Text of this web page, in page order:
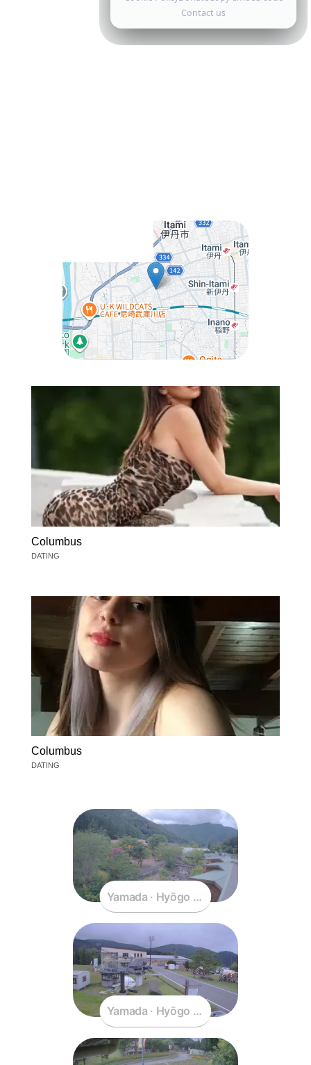
Columbus
DATING
Columbus
DATING
Yamada · Hyōgo · Japan
Yamada · Hyōgo · Japan